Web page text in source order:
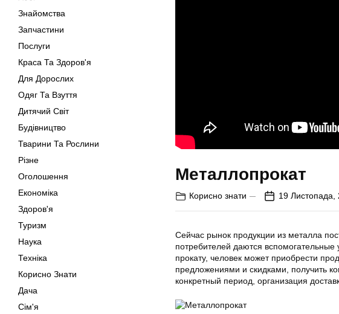
Знайомства
Запчастини
Послуги
Краса Та Здоров'я
Для Дорослих
Одяг Та Взуття
Дитячий Світ
Будівництво
Тварини Та Рослини
Різне
Оголошення
Економіка
Здоров'я
Туризм
Наука
Техніка
Корисно Знати
Дача
Сім'я
Металлопрокат
Корисно знати 19 Листопада,
Сейчас рынок продукции из металла
потребителей даются
прокату, человек может приобрести
предложениями и скидками, получить
конкретный период, организация